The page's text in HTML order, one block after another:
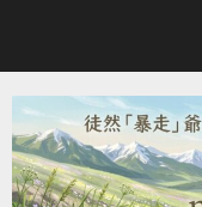
を
ス
キ
ッ
プ